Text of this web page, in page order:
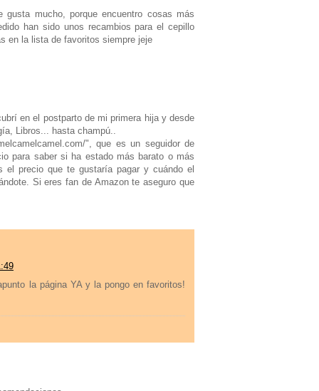
mucho, porque encuentro cosas más
han sido unos recambios para el cepillo
en la lista de favoritos siempre jeje
en el postparto de mi primera hija y desde
Libros... hasta champú..
", que es un seguidor de
para saber si ha estado más barato o más
precio que te gustaría pagar y cuándo el
Si eres fan de Amazon te aseguro que
la página YA y la pongo en favoritos!